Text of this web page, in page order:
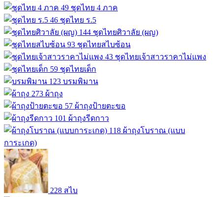
49 ชุดไทย 4 ภาค
46 ชุดไทย ร.5
144 ชุดไทยศิวาลัย (ผญ)
93 ชุดไทยสไบซ้อน
43 ชุดไทยเจ้าสาวราคาไม่แพง
59 ชุดไทยเด็ก
123 บรมพิมาน
273 ผ้าถุง
57 ผ้าถุงป้ายตะขอ
101 ผ้าถุงรีดกาว
118 ผ้าถุงโบราณ (แบบ
การะเกด)
228 สไบ